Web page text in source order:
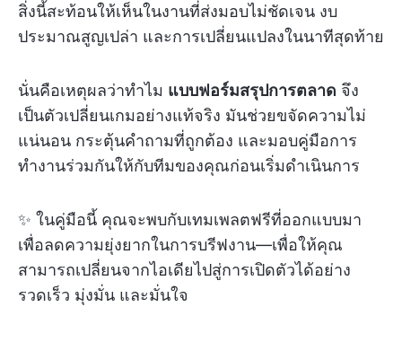
สิ่งนี้สะท้อนให้เห็นในงานที่ส่งมอบไม่ชัดเจน งบ
ประมาณสูญเปล่า และการเปลี่ยนแปลงในนาทีสุดท้าย
นั่นคือเหตุผลว่าทำไม แบบฟอร์มสรุปการตลาด จึง
เป็นตัวเปลี่ยนเกมอย่างแท้จริง มันช่วยขจัดความไม่
แน่นอน กระตุ้นคำถามที่ถูกต้อง และมอบคู่มือการ
ทำงานร่วมกันให้กับทีมของคุณก่อนเริ่มดำเนินการ
✨ ในคู่มือนี้ คุณจะพบกับเทมเพลตฟรีที่ออกแบบมา
เพื่อลดความยุ่งยากในการบรีฟงาน—เพื่อให้คุณ
สามารถเปลี่ยนจากไอเดียไปสู่การเปิดตัวได้อย่าง
รวดเร็ว มุ่งมั่น และมั่นใจ